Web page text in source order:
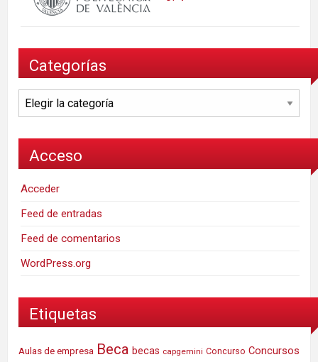
Categorías
Categorías
Acceso
Acceder
Feed de entradas
Feed de comentarios
WordPress.org
Etiquetas
Aulas de empresa Beca becas capgemini Concurso Concursos